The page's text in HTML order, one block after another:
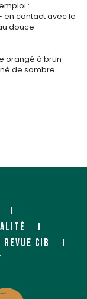
:
en contact avec le
douce
orangé à brun
de sombre.
REVUE CIB